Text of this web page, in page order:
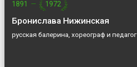
1891 — 1972
Бронислава Нижинская
русская балерина, хореограф и педагог